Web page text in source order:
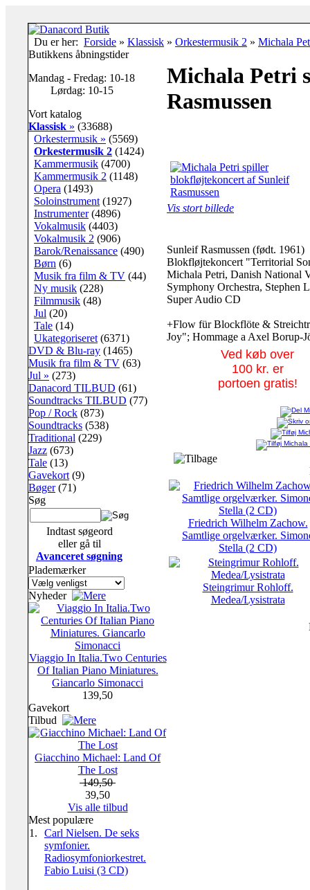
Du er her: Forside » Klassisk » Orkestermusik 2 » Michala
Butikkens åbningstider
Mandag - Fredag: 10-18
Lørdag: 10-15
Vort katalog
Klassisk » (33688)
Orkestermusik » (5569)
Orkestermusik 2 (1424)
Kammermusik (4700)
Kammermusik 2 (1148)
Opera (1493)
Soloinstrument (1927)
Instrumenter(4896)
Vokalmusik (4403)
Vokalmusik 2 (906)
Barok/Renaissance (490)
Børn (6)
Musik fra film & TV (44)
Ny musik (228)
Filmmusik (48)
Jul (20)
Tale (14)
Ukategoriseret (6371)
DVD & Blu-ray (1465)
Musik fra film & TV (63)
Jul » (273)
Danacord TILBUD (61)
Soundtracks TILBUD (77)
Pop / Rock (873)
Soundtracks (538)
Traditional (229)
Jazz (673)
Tale (13)
Gavekort (9)
Bøger(71)
Søg
Indtast søgeord
eller gå til
Avanceret søgning
Plademærker
Nyheder
Viaggio In Italia.Two Centuries
Of Italian Piano Miniatures.
Giancarlo Simonacci
139,50
Gavekort
Tilbud
Giacchino Michael: Land Of
The Lost
149,50
39,50
Vis alle tilbud
Mest populære
1.
Carl Nielsen. De seks
symfonier.
Radiosymfoniorkestret.
Fabio Luisi (3 CD)
Michala Petri
Rasmussen
Vis stort billede
Sunleif Rasmussen (født. 1961)
Blokfløjtekoncert "Territorial
Michala Petri, Danish National
Symphony Orchestra, Stephen
Super Audio CD
+Flow für Blockflöte &
Joy"; Hommage a Axel Borup-
Ved køb over
100 kr. er
portoen gratis!
Friedrich Wilhelm Zachow.
Samtlige orgelværker.
Stella (2 CD)
Steingrimur Rohloff.
Medea/Lysistrata